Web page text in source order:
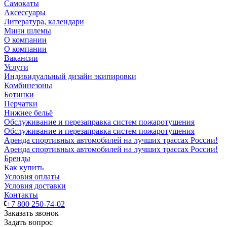
Самокаты
Аксессуары
Литература, календари
Мини шлемы
О компании
О компании
Вакансии
Услуги
Индивидуальный дизайн экипировки
Комбинезоны
Ботинки
Перчатки
Нижнее бельё
Обслуживание и перезаправка систем пожаротушения
Обслуживание и перезаправка систем пожаротушения
Аренда спортивных автомобилей на лучших трассах России!
Аренда спортивных автомобилей на лучших трассах России!
Бренды
Как купить
Условия оплаты
Условия доставки
Контакты
+7 800 250-74-02
Заказать звонок
Задать вопрос